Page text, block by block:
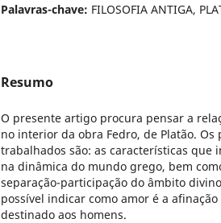
Palavras-chave: FILOSOFIA ANTIGA,
Resumo
O presente artigo procura pensar a
no interior da obra Fedro, de Platão.
trabalhados são: as características que
na dinâmica do mundo grego, bem
separação-participação do âmbito
possível indicar como amor é a
destinado aos homens.